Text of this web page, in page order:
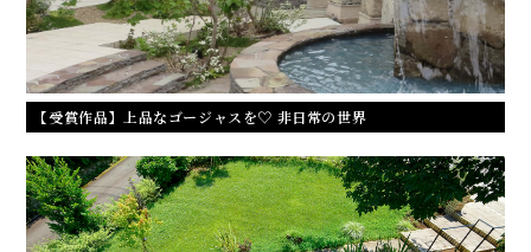
【受賞作品】上品なゴージャスを♡ 非日常の世界